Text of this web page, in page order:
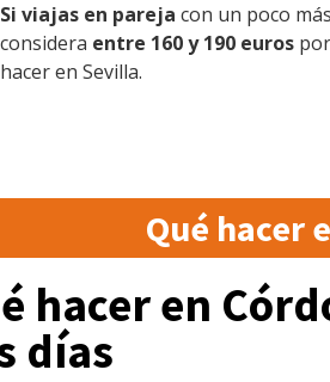
Si viajas en pareja con un poco
considera entre 160 y 190 euros
hacer en Sevilla.
Qué hacer
hacer en
días